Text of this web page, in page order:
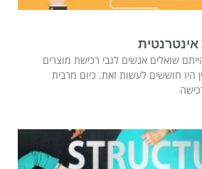
אינטרנטית
שואלים אנשים לגבי רכישת מוצרים
היו חוששים לעשות זאת. כיום מרבית